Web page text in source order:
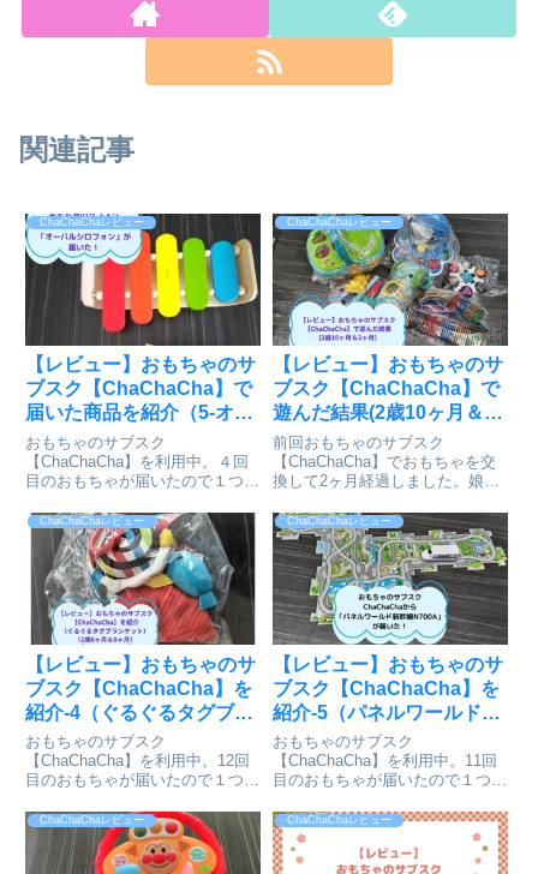
関連記事
ChaChaChaレビュー
【レビュー】おもちゃのサ
ブスク【ChaChaCha】で
届いた商品を紹介（5-オー
バルシロフォン）（1歳3ヶ
月）
おもちゃのサブスク
【ChaChaCha】を利用中。４回
目のおもちゃが届いたので１つず
「オーバルシロフォン」です。
ChaChaChaレビュー
【レビュー】おもちゃのサ
ブスク【ChaChaCha】で
遊んだ結果(2歳10ヶ月＆2
ヶ月)
前回おもちゃのサブスク
【ChaChaCha】でおもちゃを交
換して2ヶ月経過しました。娘ち
す。
ChaChaChaレビュー
【レビュー】おもちゃのサ
ブスク【ChaChaCha】を
紹介-4（ぐるぐるタグブラ
ンケット）（2歳8ヶ月＆0
ヶ月）
おもちゃのサブスク
【ChaChaCha】を利用中。12回
目のおもちゃが届いたので１つず
「ぐるぐるタグブランケット」で
ChaChaChaレビュー
【レビュー】おもちゃのサ
ブスク【ChaChaCha】を
紹介-5（パネルワールド新
幹線N700A）（2歳5ヶ
月）
おもちゃのサブスク
【ChaChaCha】を利用中。11回
目のおもちゃが届いたので１つず
「パネルワールド新幹線N700A」
です。
ChaChaChaレビュー ChaChaChaレビュー